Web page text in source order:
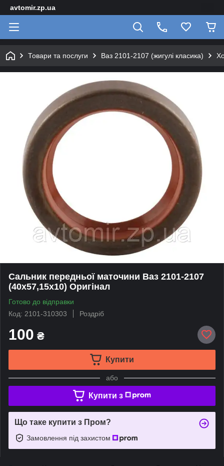
avtomir.zp.ua
Товари та послуги Ваз 2101-2107 (жигулі класика)
Сальник передньої маточини Ваз 2101-2107
(40х57,15х10) Оригінал
Готово до відправки
Код: 2101-310303
Роздріб
100 ₴
Купити
або
Купити з
Що таке купити з Пром?
Замовлення під захистом